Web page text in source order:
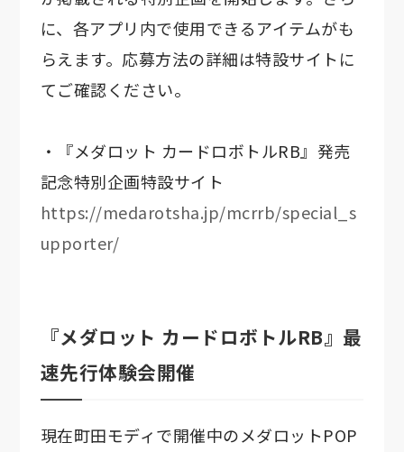
に、各アプリ内で使用できるアイテムがも
らえます。応募方法の詳細は特設サイトに
てご確認ください。
・『メダロット カードロボトルRB』発売
記念特別企画特設サイト
https://medarotsha.jp/mcrrb/special_s
upporter/
『メダロット カードロボトルRB』最
速先行体験会開催
現在町田モディで開催中のメダロットPOP